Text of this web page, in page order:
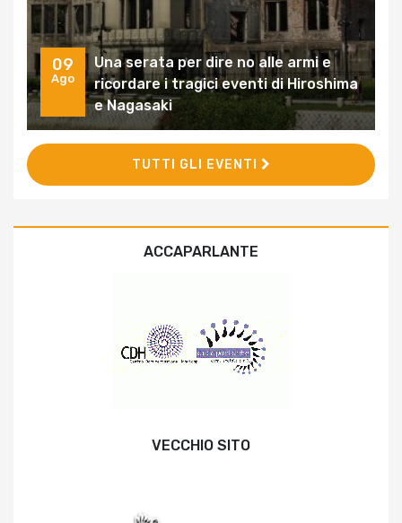
09
Ago
Una serata per dire no alle armi e
ricordare i tragici eventi di Hiroshima
e Nagasaki
TUTTI GLI EVENTI
ACCAPARLANTE
VECCHIO SITO